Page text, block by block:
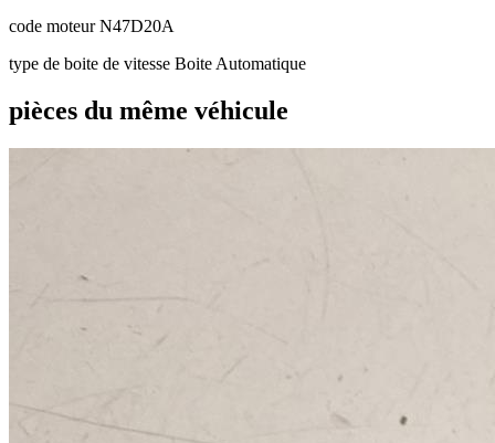
code moteurN47D20A
type de boite de vitesse Boite Automatique
pièces du même véhicule